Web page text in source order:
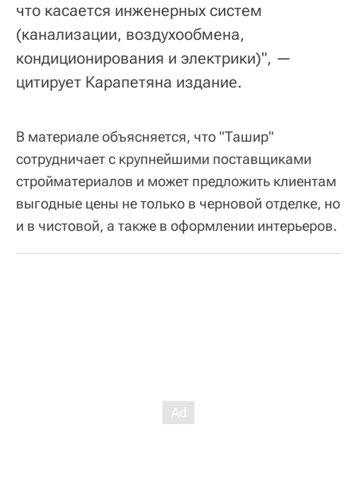
что касается инженерных систем
(канализации, воздухообмена,
кондиционирования и электрики)", —
цитирует Карапетяна издание.
В материале объясняется, что "Ташир"
сотрудничает с крупнейшими поставщиками
стройматериалов и может предложить клиентам
выгодные цены не только в черновой отделке, но
и в чистовой, а также в оформлении интерьеров.